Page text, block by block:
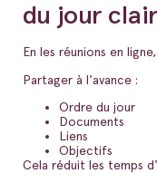
du jour clair
En les réunions en
Partager à l'avance :
Ordre du jour
Documents
Liens
Objectifs
Cela réduit les temps